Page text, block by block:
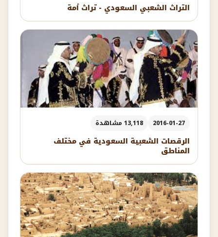
التراث الشعبي السعودي - تراث أمة
2016-01-27 13,118 مشاهدة
الرقصات الشعبية السعودية في مختلف
المناطق